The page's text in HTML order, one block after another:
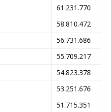
61.231.770
58.810.472
56.731.686
55.709.217
54.823.378
53.251.676
51.715.351